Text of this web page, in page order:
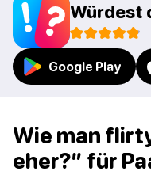
Würdest
Google Play
Wie man
eher?” für